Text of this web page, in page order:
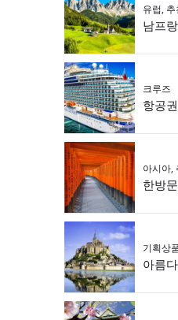
유럽,
크루즈
항공권
아시아,
한방
기획상
아름